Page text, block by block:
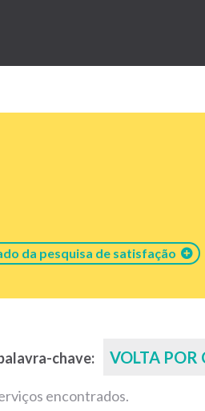
da pesquisa de satisfação
chave: VOLTA POR
encontrados.